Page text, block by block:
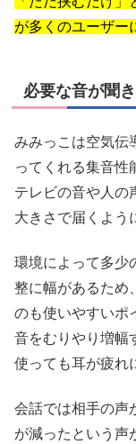
が多くのユーザー
必要な音が聞
みみっこは空気伝
ってくれる集音性
テレビの音や人の
大きさで届くよう
環境によって多少
整に幅があるため
のも使いやすいポ
音をむりやり増幅
使っても耳が疲れ
会話では相手の声
が減ったという声